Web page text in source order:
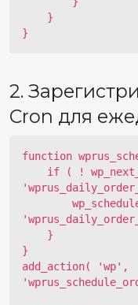
}
2.
Cron для
function
}
add_action( 'wp',